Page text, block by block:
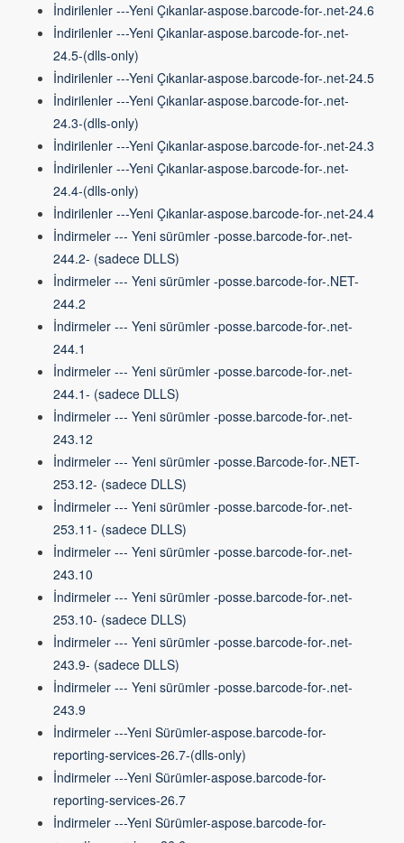
İndirilenler ---Yeni Çıkanlar-aspose.barcode-for-.net-24.6
İndirilenler ---Yeni Çıkanlar-aspose.barcode-for-.net-
24.5-(dlls-only)
İndirilenler ---Yeni Çıkanlar-aspose.barcode-for-.net-24.5
İndirilenler ---Yeni Çıkanlar-aspose.barcode-for-.net-
24.3-(dlls-only)
İndirilenler ---Yeni Çıkanlar-aspose.barcode-for-.net-24.3
İndirilenler ---Yeni Çıkanlar-aspose.barcode-for-.net-
24.4-(dlls-only)
İndirilenler ---Yeni Çıkanlar-aspose.barcode-for-.net-24.4
İndirmeler --- Yeni sürümler -posse.barcode-for-.net-
244.2- (sadece DLLS)
İndirmeler --- Yeni sürümler -posse.barcode-for-.NET-
244.2
İndirmeler --- Yeni sürümler -posse.barcode-for-.net-
244.1
İndirmeler --- Yeni sürümler -posse.barcode-for-.net-
244.1- (sadece DLLS)
İndirmeler --- Yeni sürümler -posse.barcode-for-.net-
243.12
İndirmeler --- Yeni sürümler -posse.Barcode-for-.NET-
253.12- (sadece DLLS)
İndirmeler --- Yeni sürümler -posse.barcode-for-.net-
253.11- (sadece DLLS)
İndirmeler --- Yeni sürümler -posse.barcode-for-.net-
243.10
İndirmeler --- Yeni sürümler -posse.barcode-for-.net-
253.10- (sadece DLLS)
İndirmeler --- Yeni sürümler -posse.barcode-for-.net-
243.9- (sadece DLLS)
İndirmeler --- Yeni sürümler -posse.barcode-for-.net-
243.9
İndirmeler ---Yeni Sürümler-aspose.barcode-for-
reporting-services-26.7-(dlls-only)
İndirmeler ---Yeni Sürümler-aspose.barcode-for-
reporting-services-26.7
İndirmeler ---Yeni Sürümler-aspose.barcode-for-